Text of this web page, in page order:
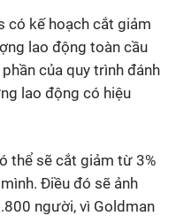
có kế hoạch cắt giảm
lao động toàn cầu
của quy trình đánh
lao động có hiệu
thể sẽ cắt giảm từ 3%
Điều đó sẽ ảnh
người, vì Goldman